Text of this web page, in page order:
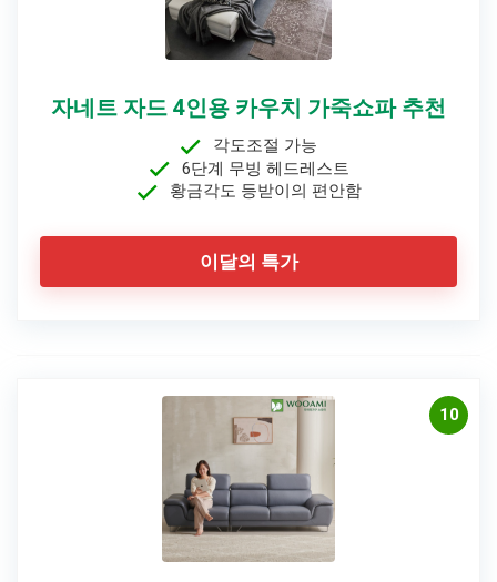
자네트 자드 4인용 카우치 가죽쇼파 추천
각도조절 가능
6단계 무빙 헤드레스트
황금각도 등받이의 편안함
이달의 특가
10